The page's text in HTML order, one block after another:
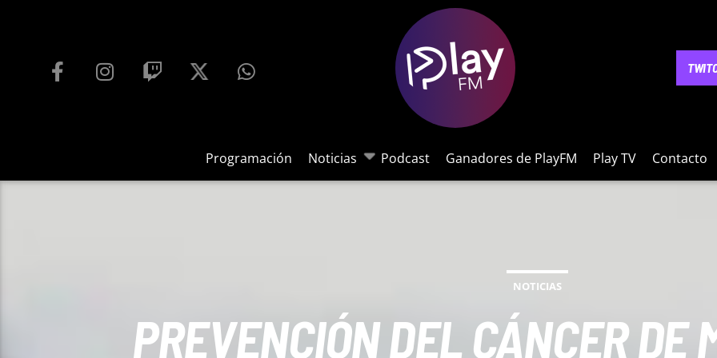
Programación Noticias Podcast Ganadores de PlayFM Play TV Contacto
NOTICIAS
NOTICIAS
PREVENCIÓN DEL CÁNCER DE